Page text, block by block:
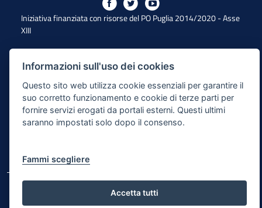
Iniziativa finanziata con risorse del PO Puglia 2014/2020 - Asse
XIII
Dichiarazione di Accessibilità
Note Legali
Cookie e Privacy
Mappa del sito
© Regione Puglia
Informazioni sull'uso dei cookies
Questo sito web utilizza cookie essenziali per garantire il
suo corretto funzionamento e cookie di terze parti per
fornire servizi erogati da portali esterni. Questi ultimi
saranno impostati solo dopo il consenso.
Fammi scegliere
Accetta tutti